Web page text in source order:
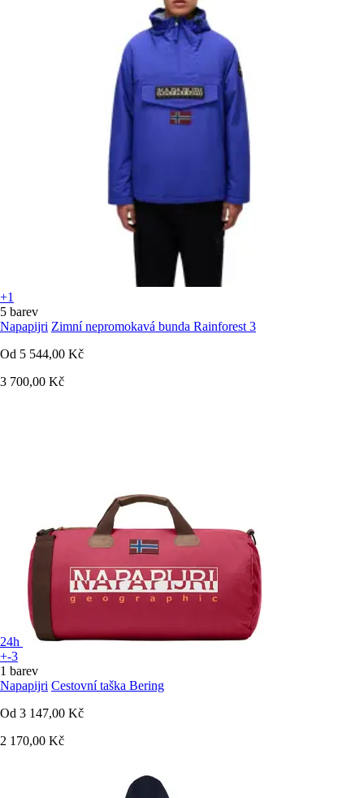
+1
5 barev
Napapijri Zimní nepromokavá bunda Rainforest 3
Od 5 544,00 Kč
3 700,00 Kč
24h
+-3
1 barev
Napapijri Cestovní taška Bering
Od 3 147,00 Kč
2 170,00 Kč